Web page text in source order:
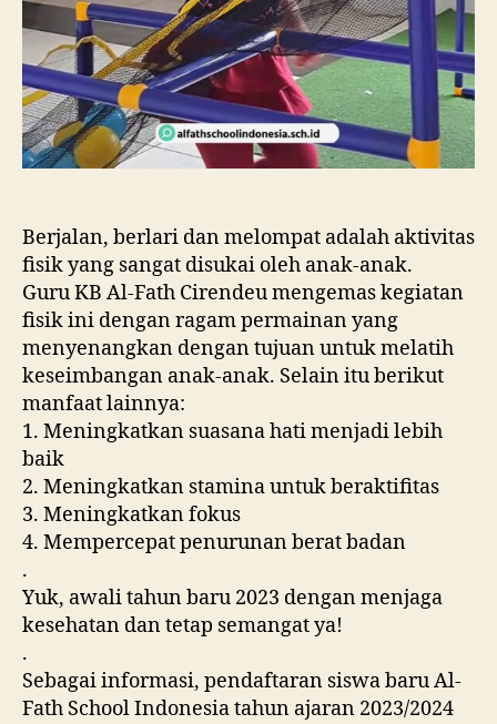
Berjalan, berlari dan melompat adalah aktivitas
fisik yang sangat disukai oleh anak-anak.
Guru KB Al-Fath Cirendeu mengemas kegiatan
fisik ini dengan ragam permainan yang
menyenangkan dengan tujuan untuk melatih
keseimbangan anak-anak. Selain itu berikut
manfaat lainnya:
1. Meningkatkan suasana hati menjadi lebih
baik
2. Meningkatkan stamina untuk beraktifitas
3. Meningkatkan fokus
4. Mempercepat penurunan berat badan
.
Yuk, awali tahun baru 2023 dengan menjaga
kesehatan dan tetap semangat ya!
.
Sebagai informasi, pendaftaran siswa baru Al-
Fath School Indonesia tahun ajaran 2023/2024